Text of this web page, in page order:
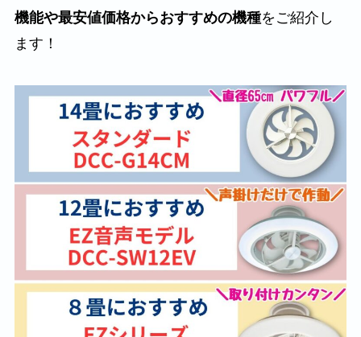
機能や最安値価格からおすすめの機種をご紹介し
ます！